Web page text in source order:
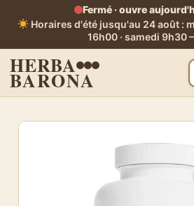
Fermé · ouvre
Horaires d'été jusqu'au 24 août :
16h00 · samedi 9h30
HERBA
BARONA